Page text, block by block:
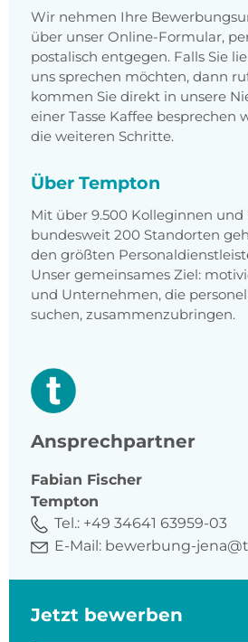
Wir nehmen Ihre
über unser Online-Formular,
postalisch entgegen. Falls Sie
uns sprechen möchten, dann
kommen Sie direkt in unsere
einer Tasse Kaffee besprechen
die weiteren Schritte.
Über Tempton
Mit über 9.500 Kolleginnen und
bundesweit 200 Standorten
den größten
Unser gemeinsames Ziel:
und Unternehmen, die
suchen, zusammenzubringen.
Ansprechpartner
Fabian Fischer
Tempton
Tel.: +49 34641 63959-03
E-Mail: bewerbung-
Jetzt bewerben